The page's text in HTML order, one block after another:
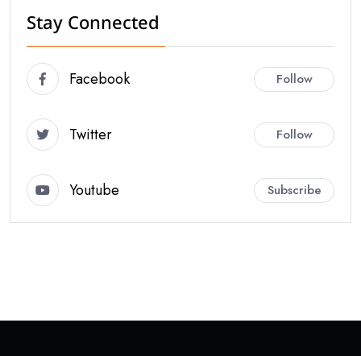
Stay Connected
Facebook Follow
Twitter Follow
Youtube Subscribe